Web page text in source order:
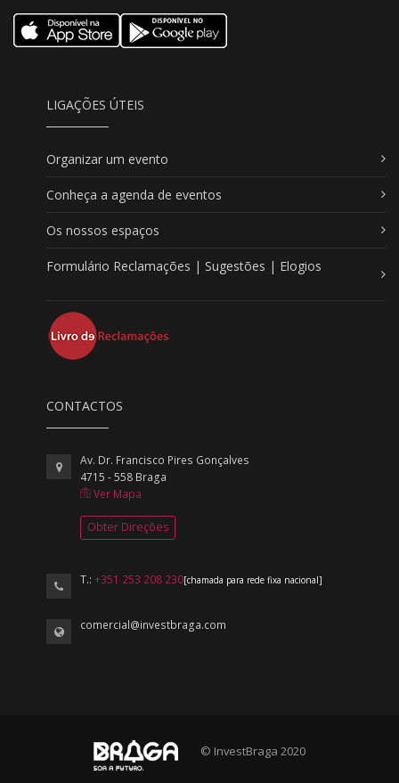
LIGAÇÕES ÚTEIS
Organizar um evento
Conheça a agenda de eventos
Os nossos espaços
Formulário Reclamações | Sugestões | Elogios
CONTACTOS
Av. Dr. Francisco Pires Gonçalves
4715 - 558 Braga
Ver Mapa
Obter Direções
T.:+351 253 208 230[chamada para rede fixa nacional]
comercial@investbraga.com
© InvestBraga 2020